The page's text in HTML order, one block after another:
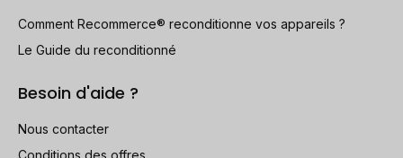
Comment Recommerce® reconditionne vos appareils ?
Le Guide du reconditionné
Besoin d'aide ?
Nous contacter
Conditions des offres